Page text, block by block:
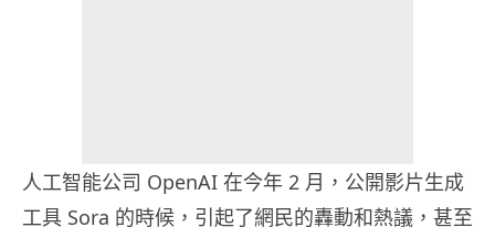
人工智能公司 OpenAI 在今年 2 月，公開影片生成
工具 Sora 的時候，引起了網民的轟動和熱議，甚至